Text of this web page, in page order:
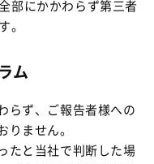
部にかかわらず第三者
。
ム
らず、ご報告者様への
りません。
たと当社で判断した場